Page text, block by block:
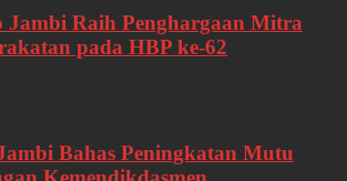
Jambi Raih Penghargaan Mitra
pada HBP ke-62
Bahas Peningkatan Mutu